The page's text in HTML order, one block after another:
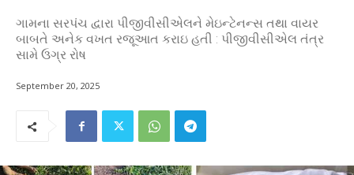
ગામના સરપંચ દ્વારા પીજીવીસીએલને મેઇન્ટેનન્સ તથા વાયર
બાબતે અનેક વખત રજૂઆત કરાઇ હતી : પીજીવીસીએલ તંત્ર
સામે ઉગ્ર રોષ
September 20, 2025